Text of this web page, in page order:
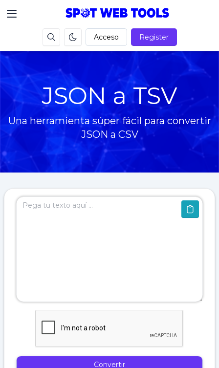
Acceso Register
JSON a TSV
Una herramienta súper fácil para convertir
JSON a CSV
Convertir